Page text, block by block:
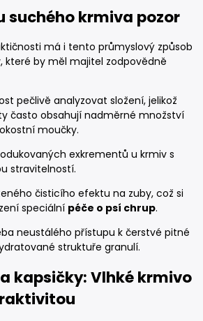
suchého krmiva pozor
má i tento průmyslový způsob
které by měl majitel zodpovědně
pečlivě analyzovat složení, jelikož
často obsahují nadměrné množství
moučky.
exkrementů u krmiv s
stravitelností.
čisticího efektu na zuby, což si
speciální péče o psí chrup.
neustálého přístupu k čerstvé pitné
struktuře granulí.
kapsičky: Vlhké krmivo